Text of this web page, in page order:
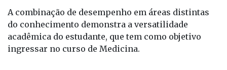
A combinação de desempenho em áreas distintas
do conhecimento demonstra a versatilidade
acadêmica do estudante, que tem como objetivo
ingressar no curso de Medicina.